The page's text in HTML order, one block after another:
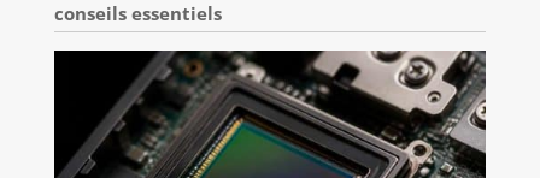
conseils essentiels